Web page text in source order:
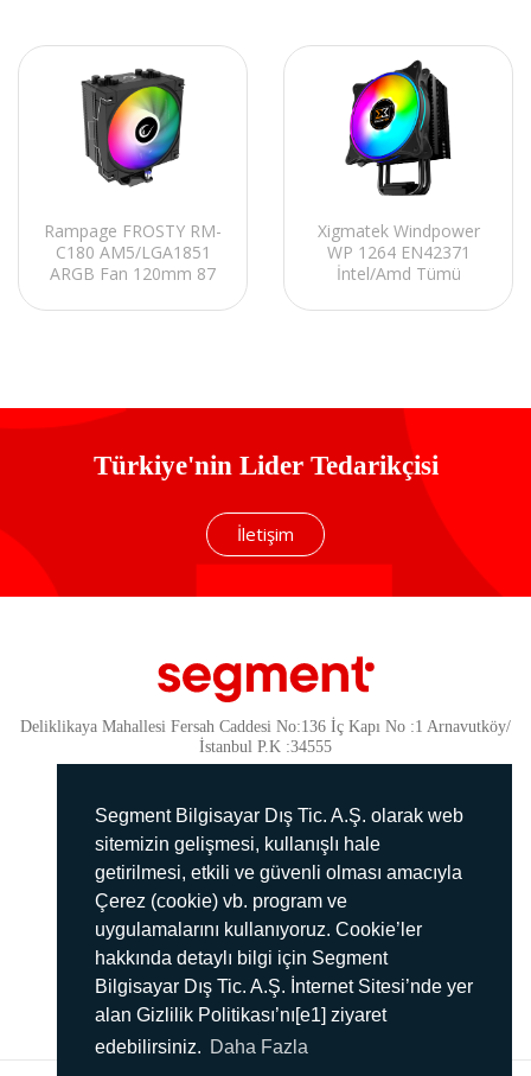
Segment Bilgisayar Dış Tic. A.Ş. olarak web
sitemizin gelişmesi, kullanışlı hale
getirilmesi, etkili ve güvenli olması amacıyla
Çerez (cookie) vb. program ve
uygulamalarını kullanıyoruz. Cookie’ler
hakkında detaylı bilgi için Segment
Bilgisayar Dış Tic. A.Ş. İnternet Sitesi’nde yer
alan Gizlilik Politikası’nı[e1] ziyaret
edebilirsiniz. Daha Fazla
Rampage FROSTY RM-
C180 AM5/LGA1851
ARGB Fan 120mm 87
CPU Fan
Xigmatek Windpower
WP 1264 EN42371
İntel/Amd Tümü
Rainbow PWM Fan Fan
Türkiye'nin Lider Tedarikçisi
İletişim
Deliklikaya Mahallesi Fersah Caddesi No:136 İç Kapı No :1 Arnavutköy/
İstanbul P.K :34555
Güvenlik
KVKK Politikamız
Gizlilik Politikamız
Aydınlatma Metni
İmha Politikası
444 78 99
info@segment.com.tr